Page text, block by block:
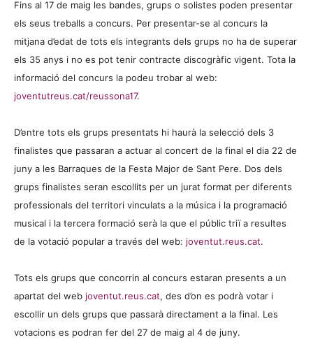
Fins al 17 de maig les bandes, grups o solistes poden presentar
els seus treballs a concurs. Per presentar-se al concurs la
mitjana d’edat de tots els integrants dels grups no ha de superar
els 35 anys i no es pot tenir contracte discogràfic vigent. Tota la
informació del concurs la podeu trobar al web:
joventutreus.cat/reussona17.
D’entre tots els grups presentats hi haurà la selecció dels 3
finalistes que passaran a actuar al concert de la final el dia 22 de
juny a les Barraques de la Festa Major de Sant Pere. Dos dels
grups finalistes seran escollits per un jurat format per diferents
professionals del territori vinculats a la música i la programació
musical i la tercera formació serà la que el públic triï a resultes
de la votació popular a través del web: joventut.reus.cat.
Tots els grups que concorrin al concurs estaran presents a un
apartat del web joventut.reus.cat, des d’on es podrà votar i
escollir un dels grups que passarà directament a la final. Les
votacions es podran fer del 27 de maig al 4 de juny.